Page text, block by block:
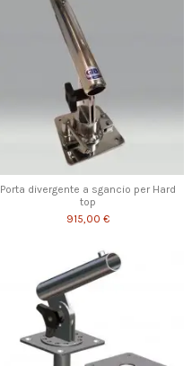
Porta divergente a sgancio per Hard
top
915,00 €